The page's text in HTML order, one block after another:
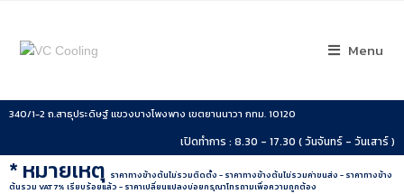
Menu
340/1-2 ถ.สาธุประดิษฐ์ แขวงบางโพงพาง เขตยานนาวา กทม. 10120
เปิดทำการ : 8.30 - 17.30 ( วันจันทร์ - วันเสาร์ )
* หมายเหตุ ราคาทางข้างต้นไม่รวมติดตั้ง - ราคาทางข้างต้นไม่รวมค่าขนส่ง - ราคาทางข้าง
ต้นรวม VAT 7% เรียบร้อยแล้ว - ราคาเปลี่ยนแปลงบ่อยกรุณาโทรถามเพื่อความถูกต้อง